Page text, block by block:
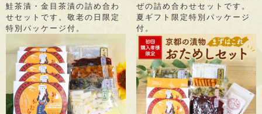
鮭茶漬・金目茶漬の詰め合わ
せセットです。敬老の日限定
特別パッケージ付。
ぜの詰め合わせセットです。
夏ギフト限定特別パッケージ
付。